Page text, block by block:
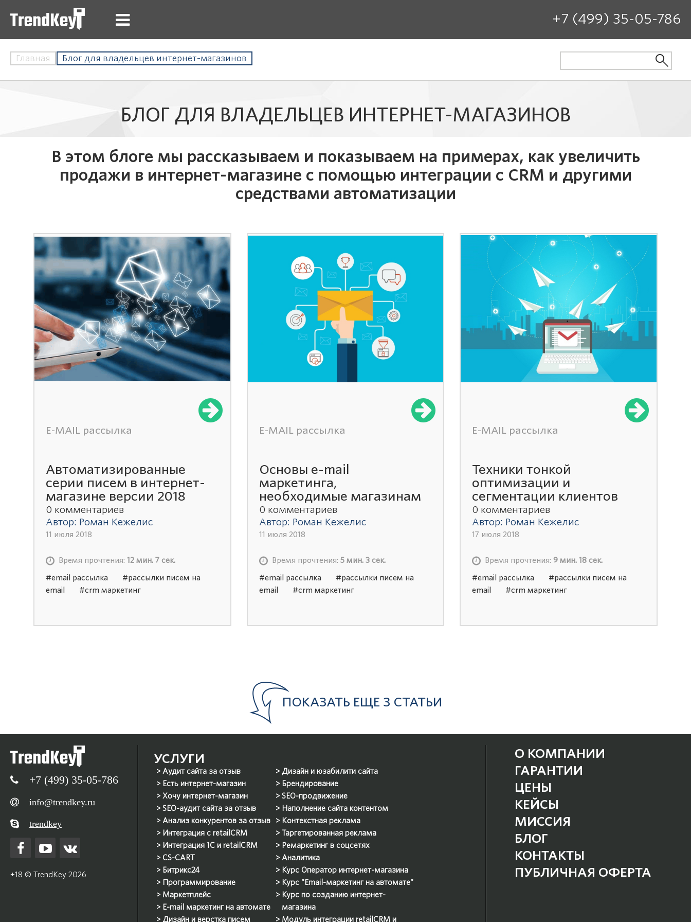
+7 (499) 35-05-786
Главная Блог для владельцев интернет-магазинов
БЛОГ ДЛЯ ВЛАДЕЛЬЦЕВ ИНТЕРНЕТ-МАГАЗИНОВ
В этом блоге мы рассказываем и показываем на примерах, как увеличить
продажи в интернет-магазине с помощью интеграции с CRM и другими
средствами автоматизации
E-MAIL рассылка
Автоматизированные
серии писем в интернет-
магазине версии 2018
0 комментариев
Автор: Роман Кежелис
11 июля 2018
Время прочтения: 12 мин. 7 сек.
#email рассылка
#рассылки писем на
email
#crm маркетинг
рассылка email
#email маркетинг
E-MAIL рассылка
Основы e-mail
маркетинга,
необходимые магазинам
0 комментариев
Автор: Роман Кежелис
11 июля 2018
Время прочтения: 5 мин. 3 сек.
#email рассылка
#рассылки писем на
email
#crm маркетинг
рассылка email
#email маркетинг
E-MAIL рассылка
Техники тонкой
оптимизации и
сегментации клиентов
0 комментариев
Автор: Роман Кежелис
17 июля 2018
Время прочтения:9 мин. 18 сек.
#email рассылка
#рассылки писем на
email
#crm маркетинг
рассылка email
#email маркетинг
ПОКАЗАТЬ ЕЩЕ 3 СТАТЬИ
+7 (499) 35-05-786
info@trendkey.ru
trendkey
+18 © TrendKey 2026
УСЛУГИ
Аудит сайта за отзыв
Есть интернет-магазин
Хочу интернет-магазин
SEO-аудит сайта за отзыв
Анализ конкурентов за отзыв
Интеграция с retailCRM
Интеграция 1С и retailCRM
CS-CART
Битрикс24
Программирование
Маркетплейс
E-mail маркетинг на автомате
Дизайн и верстка писем
Дизайн и юзабилити сайта
Брендирование
SEO-продвижение
Наполнение сайта контентом
Контекстная реклама
Таргетированная реклама
Ремаркетинг в соцсетях
Аналитика
Курс Оператор интернет-магазина
Курс "Email-маркетинг на автомате"
Курс по созданию интернет-
магазина
Модуль интеграции retailCRM и
О КОМПАНИИ
ГАРАНТИИ
ЦЕНЫ
КЕЙСЫ
МИССИЯ
БЛОГ
КОНТАКТЫ
ПУБЛИЧНАЯ ОФЕРТА